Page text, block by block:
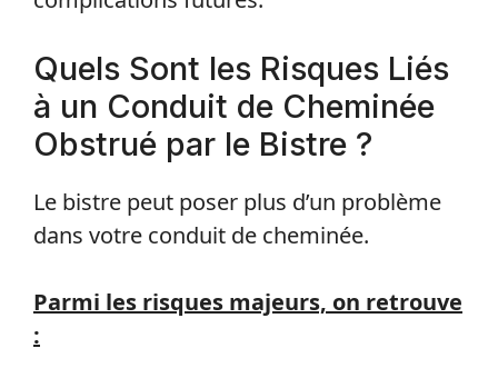
Quels Sont les Risques Liés
à un Conduit de Cheminée
Obstrué par le Bistre ?
Le bistre peut poser plus d’un problème
dans votre conduit de cheminée.
Parmi les risques majeurs, on retrouve
: